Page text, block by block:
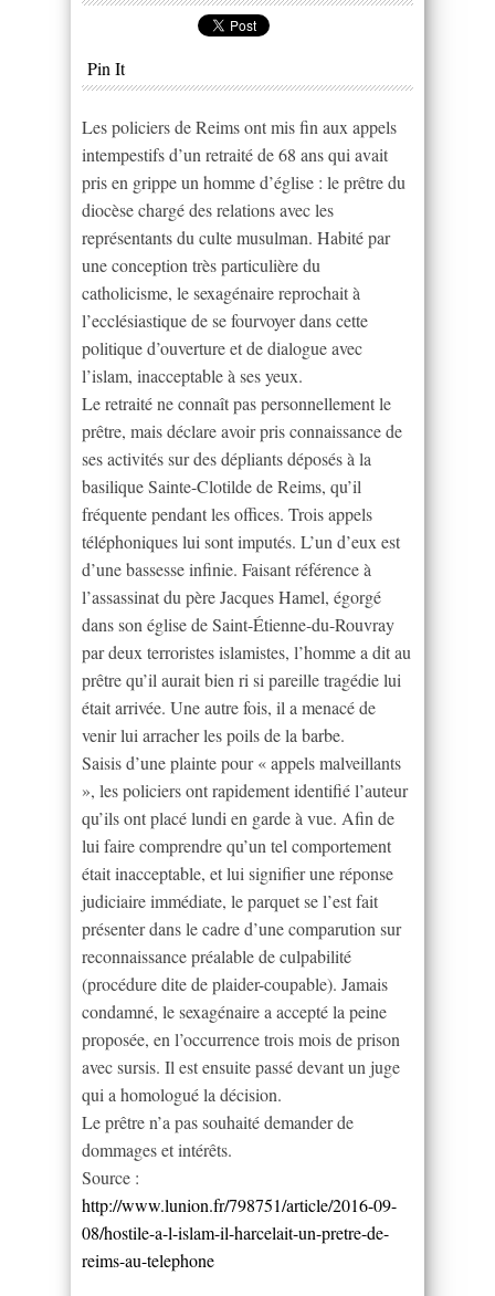
Pin It
Les policiers de Reims ont mis fin aux appels
intempestifs d’un retraité de 68 ans qui avait
pris en grippe un homme d’église : le prêtre du
diocèse chargé des relations avec les
représentants du culte musulman. Habité par
une conception très particulière du
catholicisme, le sexagénaire reprochait à
l’ecclésiastique de se fourvoyer dans cette
politique d’ouverture et de dialogue avec
l’islam, inacceptable à ses yeux.
Le retraité ne connaît pas personnellement le
prêtre, mais déclare avoir pris connaissance de
ses activités sur des dépliants déposés à la
basilique Sainte-Clotilde de Reims, qu’il
fréquente pendant les offices. Trois appels
téléphoniques lui sont imputés. L’un d’eux est
d’une bassesse infinie. Faisant référence à
l’assassinat du père Jacques Hamel, égorgé
dans son église de Saint-Étienne-du-Rouvray
par deux terroristes islamistes, l’homme a dit au
prêtre qu’il aurait bien ri si pareille tragédie lui
était arrivée. Une autre fois, il a menacé de
venir lui arracher les poils de la barbe.
Saisis d’une plainte pour « appels malveillants
», les policiers ont rapidement identifié l’auteur
qu’ils ont placé lundi en garde à vue. Afin de
lui faire comprendre qu’un tel comportement
était inacceptable, et lui signifier une réponse
judiciaire immédiate, le parquet se l’est fait
présenter dans le cadre d’une comparution sur
reconnaissance préalable de culpabilité
(procédure dite de plaider-coupable). Jamais
condamné, le sexagénaire a accepté la peine
proposée, en l’occurrence trois mois de prison
avec sursis. Il est ensuite passé devant un juge
qui a homologué la décision.
Le prêtre n’a pas souhaité demander de
dommages et intérêts.
Source :
http://www.lunion.fr/798751/article/2016-09-
08/hostile-a-l-islam-il-harcelait-un-pretre-de-
reims-au-telephone